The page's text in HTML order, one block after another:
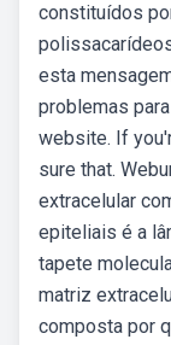
constituídos
esta
problemas
website. If
sure that.
extracelular
epiteliais é a
tapete
matriz
composta por